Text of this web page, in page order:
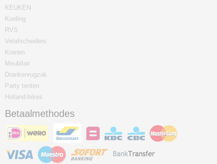
KEUKEN
Koeling
RVS
Vetafscheiders
Kranen
Meubilair
Drankenrugzak
Party tenten
Holland-bikes
Betaalmethodes